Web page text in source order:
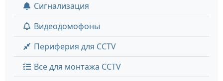
Сигнализация
Видеодомофоны
Периферия для CCTV
Все для монтажа CCTV